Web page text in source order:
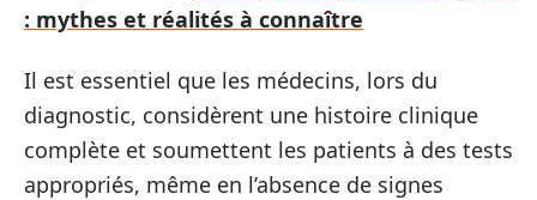
: mythes et réalités à connaître
Il est essentiel que les médecins, lors du
diagnostic, considèrent une histoire clinique
complète et soumettent les patients à des tests
appropriés, même en l’absence de signes